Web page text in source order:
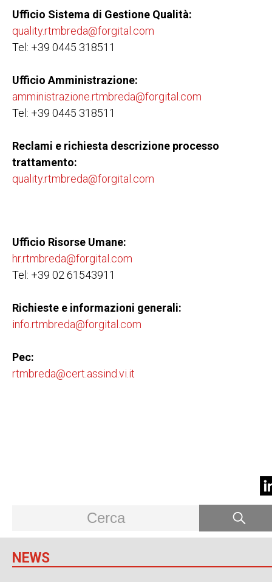
Ufficio Sistema di Gestione Qualità:
quality.rtmbreda@forgital.com
Tel: +39 0445 318511
Ufficio Amministrazione:
amministrazione.rtmbreda@forgital.com
Tel: +39 0445 318511
Reclami e richiesta descrizione processo
trattamento:
quality.rtmbreda@forgital.com
Ufficio Risorse Umane:
hr.rtmbreda@forgital.com
Tel: +39 02 61543911
Richieste e informazioni generali:
info.rtmbreda@forgital.com
Pec:
rtmbreda@cert.assind.vi.it
NEWS